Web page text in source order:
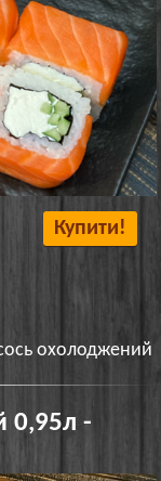
Купити!
охолоджений
0,95л -